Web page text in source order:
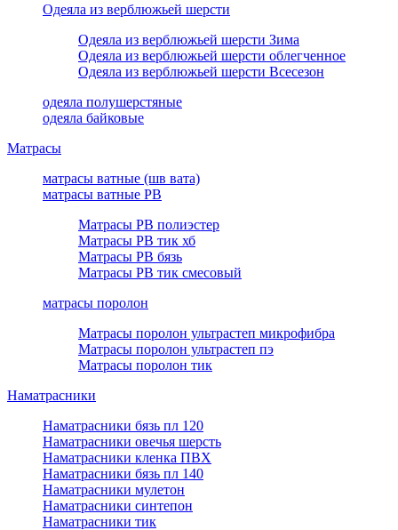
Одеяла из верблюжьей шерсти
Одеяла из верблюжьей шерсти Зима
Одеяла из верблюжьей шерсти облегченное
Одеяла из верблюжьей шерсти Всесезон
одеяла полушерстяные
одеяла байковые
Матрасы
матрасы ватные (шв вата)
матрасы ватные РВ
Матрасы РВ полиэстер
Матрасы РВ тик хб
Матрасы РВ бязь
Матрасы РВ тик смесовый
матрасы поролон
Матрасы поролон ультрастеп микрофибра
Матрасы поролон ультрастеп пэ
Матрасы поролон тик
Наматрасники
Наматрасники бязь пл 120
Наматрасники овечья шерсть
Наматрасники кленка ПВХ
Наматрасники бязь пл 140
Наматрасники мулетон
Наматрасники синтепон
Наматрасники тик